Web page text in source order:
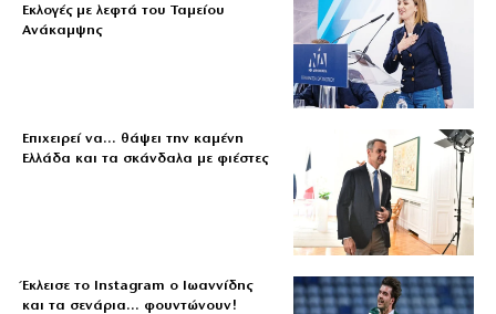
Εκλογές με λεφτά του Ταμείου
Ανάκαμψης
Επιχειρεί να… θάψει την καμένη
Ελλάδα και τα σκάνδαλα με φιέστες
Έκλεισε το Instagram ο Ιωαννίδης
και τα σενάρια… φουντώνουν!